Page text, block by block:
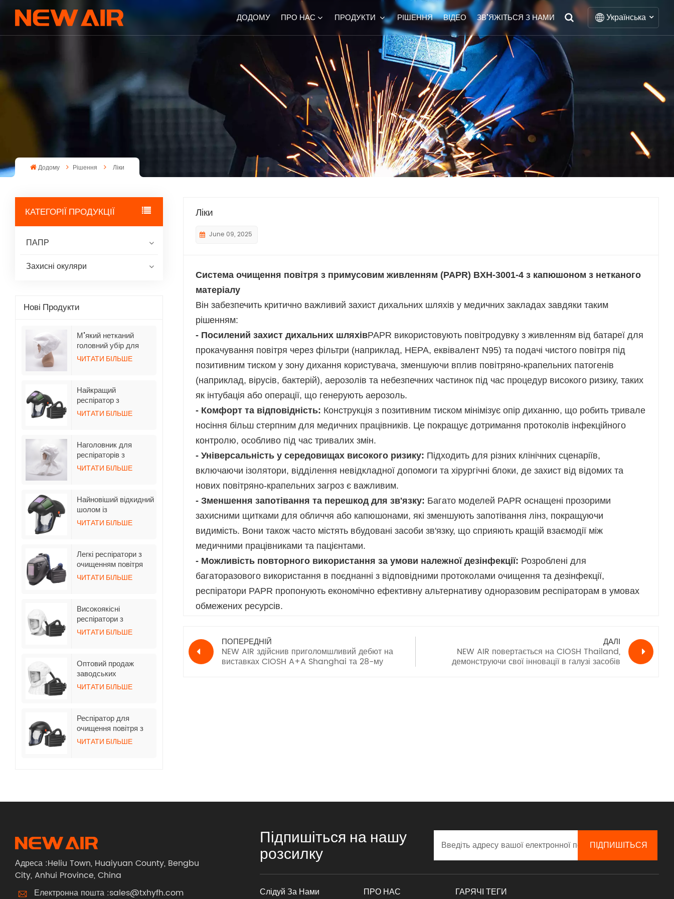
ДОДОМУ ПРО НАС ПРОДУКТИ РІШЕННЯ ВІДЕО ЗВ'ЯЖІТЬСЯ З НАМИ Українська
Español
Додому Рішення Ліки
КАТЕГОРІЇ ПРОДУКЦІЇ
ПАПР
Захисні окуляри
Нові Продукти
М'який нетканий
головний убір для
респіраторів з
шлангом
ЧИТАТИ БІЛЬШЕ
Найкращий
респіратор з
очищенням повітря та
автоматичним
затемненням
ЧИТАТИ БІЛЬШЕ
Наголовник для
респіраторів з
примусовим
шлангом
ЧИТАТИ БІЛЬШЕ
Найновіший відкидний
шолом із
автоматичним
очищенням повітря
ЧИТАТИ БІЛЬШЕ
Легкі респіратори з
очищенням повітря
BXH-3001 з
зварювальною
маскою
ЧИТАТИ БІЛЬШЕ
Високоякісні
респіратори з
коротким капюшоном
очищенням повітря
ЧИТАТИ БІЛЬШЕ
Оптовий продаж
заводських
респіраторів з
нетканим довгим
капюшоном
ЧИТАТИ БІЛЬШЕ
Респіратор для
очищення повітря з
позитивним тиском
ЧИТАТИ БІЛЬШЕ
Ліки
June 09, 2025
Система очищення повітря з примусовим живленням (PAPR) BXH-3001-4 з капюшоном з нетканого
матеріалу
Він забезпечить критично важливий захист дихальних шляхів у медичних закладах завдяки таким
рішенням:
- Посилений захист дихальних шляхівPAPR використовують повітродувку з живленням від батареї для
прокачування повітря через фільтри (наприклад, HEPA, еквівалент N95) та подачі чистого повітря під
позитивним тиском у зону дихання користувача, зменшуючи вплив повітряно-крапельних патогенів
(наприклад, вірусів, бактерій), аерозолів та небезпечних частинок під час процедур високого ризику, таких
як інтубація або операції, що генерують аерозоль.
- Комфорт та відповідність: Конструкція з позитивним тиском мінімізує опір диханню, що робить тривале
носіння більш стерпним для медичних працівників. Це покращує дотримання протоколів інфекційного
контролю, особливо під час тривалих змін.
- Універсальність у середовищах високого ризику: Підходить для різних клінічних сценаріїв,
включаючи ізолятори, відділення невідкладної допомоги та хірургічні блоки, де захист від відомих та
нових повітряно-крапельних загроз є важливим.
- Зменшення запотівання та перешкод для зв'язку: Багато моделей PAPR оснащені прозорими
захисними щитками для обличчя або капюшонами, які зменшують запотівання лінз, покращуючи
видимість. Вони також часто містять вбудовані засоби зв'язку, що сприяють кращій взаємодії між
медичними працівниками та пацієнтами.
- Можливість повторного використання за умови належної дезінфекції: Розроблені для
багаторазового використання в поєднанні з відповідними протоколами очищення та дезінфекції,
респіратори PAPR пропонують економічно ефективну альтернативу одноразовим респіраторам в умовах
обмежених ресурсів.
ПОПЕРЕДНІЙ
NEW AIR здійснив приголомшливий дебют на
виставках CIOSH A+A Shanghai та 28-му
ДАЛІ
NEW AIR повертається на CIOSH Thailand,
демонструючи свої інновації в галузі засобів
Адреса :Heliu Town, Huaiyuan County, Bengbu
City, Anhui Province, China
Електронна пошта :sales@txhyfh.com
Підпишіться на нашу
розсилку
Слідуй За Нами ПРО НАС ГАРЯЧІ ТЕГИ